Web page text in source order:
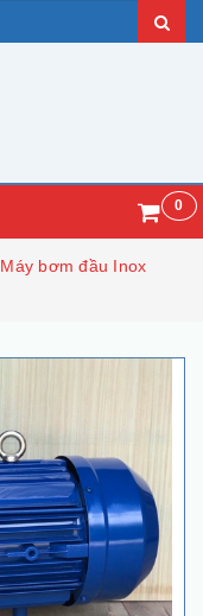
0
Máy bơm đầu Inox